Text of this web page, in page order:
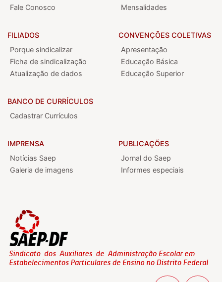
Fale Conosco
Mensalidades
FILIADOS
Porque sindicalizar
Ficha de sindicalização
Atualização de dados
BANCO DE CURRÍCULOS
Cadastrar Currículos
CONVENÇÕES COLETIVAS
Apresentação
Educação Básica
Educação Superior
IMPRENSA
Notícias Saep
Galeria de imagens
PUBLICAÇÕES
Jornal do Saep
Informes especiais